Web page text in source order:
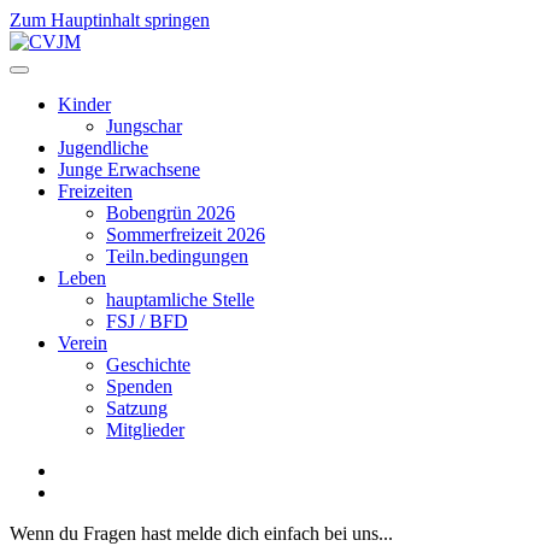
Zum Hauptinhalt springen
Kinder
Jungschar
Jugendliche
Junge Erwachsene
Freizeiten
Bobengrün 2026
Sommerfreizeit 2026
Teiln.bedingungen
Leben
hauptamliche Stelle
FSJ / BFD
Verein
Geschichte
Spenden
Satzung
Mitglieder
Wenn du Fragen hast melde dich einfach bei uns...